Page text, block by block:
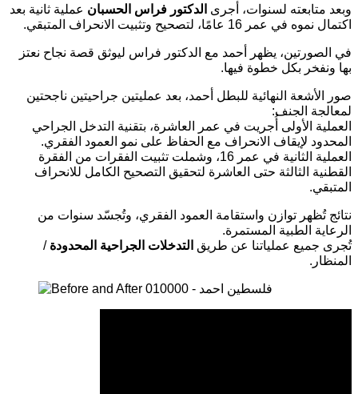
وبعد متابعته لسنوات، أجرى الدكتور فراس الحسبان عملية ثانية بعد
اكتمال نموه في عمر 16 عامًا، لتصحيح وتثبيت الانحراف المتبقي.
في الصورتين، يظهر أحمد مع الدكتور فراس ليوثق قصة نجاح نعتز
بها ونفخر بكل خطوة فيها.
صور الأشعة النهائية للبطل أحمد، بعد عمليتين جراحيتين ناجحتين
لمعالجة الجنف:
العملية الأولى أُجريت في عمر العاشرة، بتقنية التدخل الجراحي
المحدود لإيقاف الانحراف مع الحفاظ على نمو العمود الفقري.
العملية الثانية في عمر 16، وشملت تثبيت الفقرات من الفقرة
القطنية الثالثة حتى العاشرة لتحقيق التصحيح الكامل للانحراف
المتبقي.
نتائج تُظهر توازن واستقامة العمود الفقري، وتُجسّد سنوات من
الرعاية الطبية المستمرة.
تُجرى جميع عملياتنا عن طريق التدخلات الجراحية المحدودة /
المنظار.